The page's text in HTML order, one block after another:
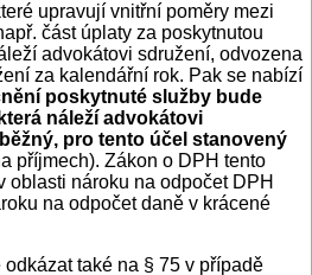
upravují vnitřní poměry mezi
část úplaty za poskytnutou
advokátovi sdružení, odvozena
za kalendářní rok. Pak se nabízí
poskytnuté služby bude
náleží advokátovi
pro tento účel stanovený
příjmech). Zákon o DPH tento
oblasti nároku na odpočet DPH
na odpočet daně v krácené
také na § 75 v případě